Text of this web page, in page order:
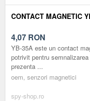
CONTACT MAGNETIC
4,07 RON
YB-35A este un contact
potrivit pentru
prezenta ...
oem, senzori magnetici
spy-shop.ro